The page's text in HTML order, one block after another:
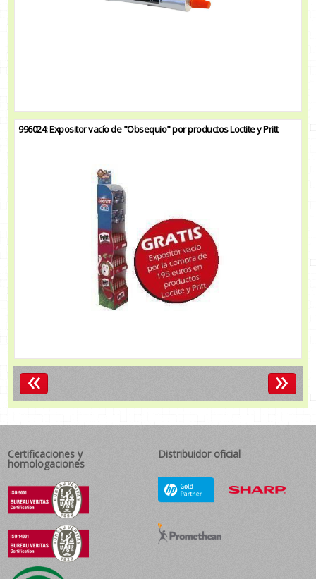
996024: Expositor vacío de "Obsequio" por productos Loctite y Pritt
« »
Certificaciones y
homologaciones
Distribuidor oficial